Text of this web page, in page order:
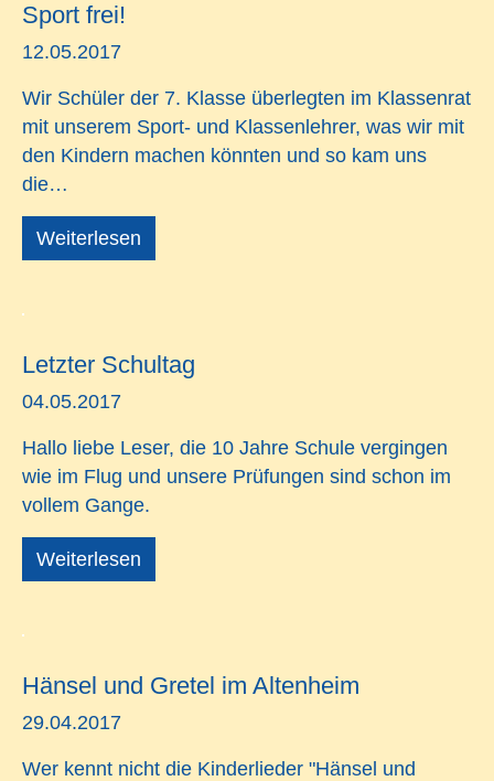
Sport frei!
12.05.2017
Wir Schüler der 7. Klasse überlegten im Klassenrat
mit unserem Sport- und Klassenlehrer, was wir mit
den Kindern machen könnten und so kam uns
die…
Weiterlesen
Letzter Schultag
04.05.2017
Hallo liebe Leser, die 10 Jahre Schule vergingen
wie im Flug und unsere Prüfungen sind schon im
vollem Gange.
Weiterlesen
Hänsel und Gretel im Altenheim
29.04.2017
Wer kennt nicht die Kinderlieder "Hänsel und